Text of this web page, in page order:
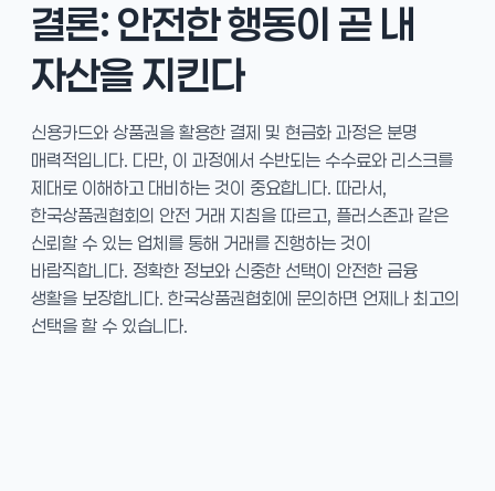
결론: 안전한 행동이 곧 내
자산을 지킨다
신용카드와 상품권을 활용한 결제 및 현금화 과정은 분명
매력적입니다. 다만, 이 과정에서 수반되는 수수료와 리스크를
제대로 이해하고 대비하는 것이 중요합니다. 따라서,
한국상품권협회의 안전 거래 지침을 따르고, 플러스존과 같은
신뢰할 수 있는 업체를 통해 거래를 진행하는 것이
바람직합니다. 정확한 정보와 신중한 선택이 안전한 금융
생활을 보장합니다. 한국상품권협회에 문의하면 언제나 최고의
선택을 할 수 있습니다.